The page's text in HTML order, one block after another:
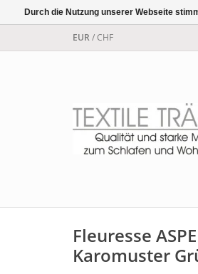
EUR/CHF
Fleuresse
Karomuster
Durch die Nutzung unserer Webseite